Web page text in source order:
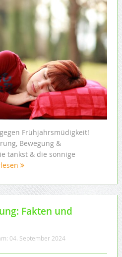
Frühjahrsmüdigkeit!
Bewegung &
tankst & die sonnige
Fakten und
04. September 2024